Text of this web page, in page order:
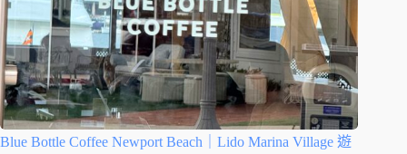
Blue Bottle Coffee Newport Beach｜Lido Marina Village 遊